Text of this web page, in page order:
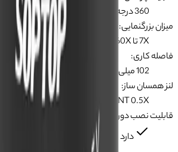
360 درجه
میزان بزرگنمایی:
7X تا 60X
فاصله کاری:
102 میلی متر
لنز همسان ساز:
C-MOUNT 0.5X
قابلیت نصب دوربین
دارد